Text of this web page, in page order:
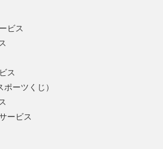
ビス
ス
ーツくじ）
ービス